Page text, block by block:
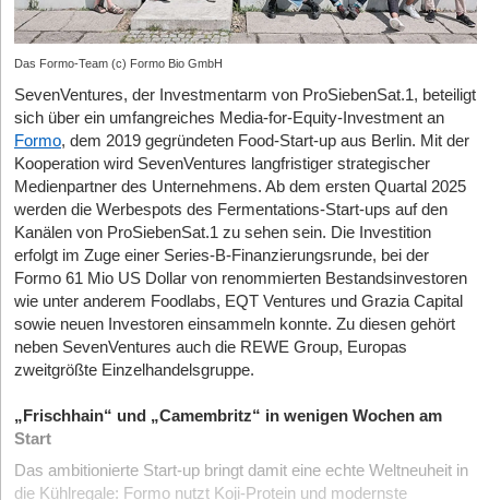
Das Formo-Team (c) Formo Bio GmbH
SevenVentures, der Investmentarm von ProSiebenSat.1, beteiligt
sich über ein umfangreiches Media-for-Equity-Investment an
Formo, dem 2019 gegründeten Food-Start-up aus Berlin. Mit der
Kooperation wird SevenVentures langfristiger strategischer
Medienpartner des Unternehmens. Ab dem ersten Quartal 2025
werden die Werbespots des Fermentations-Start-ups auf den
Kanälen von ProSiebenSat.1 zu sehen sein. Die Investition
erfolgt im Zuge einer Series-B-Finanzierungsrunde, bei der
Formo 61 Mio US Dollar von renommierten Bestandsinvestoren
wie unter anderem Foodlabs, EQT Ventures und Grazia Capital
sowie neuen Investoren einsammeln konnte. Zu diesen gehört
neben SevenVentures auch die REWE Group, Europas
zweitgrößte Einzelhandelsgruppe.
„Frischhain“ und „Camembritz“ in wenigen Wochen am
Start
Das ambitionierte Start-up bringt damit eine echte Weltneuheit in
die Kühlregale: Formo nutzt Koji-Protein und modernste